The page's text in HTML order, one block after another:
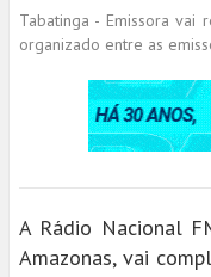
Tabatinga - Emissora
organizado entre as
A Rádio Nacional
Amazonas, vai